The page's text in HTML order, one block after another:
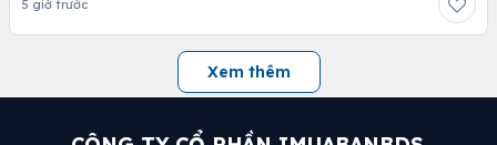
5 giờ trước
Xem thêm